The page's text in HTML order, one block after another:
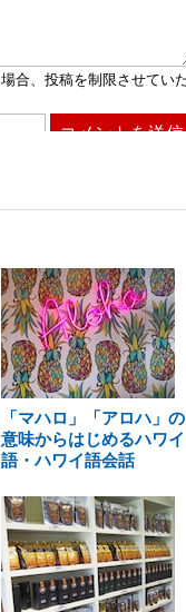
「マハロ」「アロハ」の
意味からはじめるハワイ
語・ハワイ語会話